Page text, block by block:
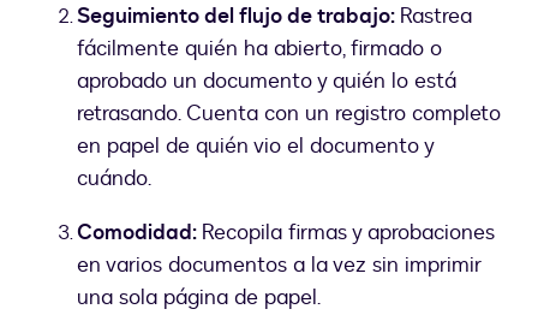
Seguimiento del flujo de trabajo: Rastrea
fácilmente quién ha abierto, firmado o
aprobado un documento y quién lo está
retrasando. Cuenta con un registro completo
en papel de quién vio el documento y
cuándo.
Comodidad: Recopila firmas y aprobaciones
en varios documentos a la vez sin imprimir
una sola página de papel.